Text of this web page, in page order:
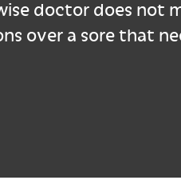
doctor does not
over a sore that